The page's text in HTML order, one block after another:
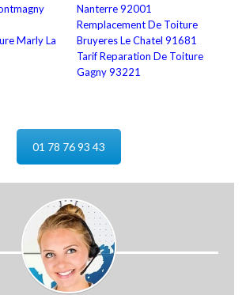
Marly La
Nanterre 92001
Remplacement De Toiture
Bruyeres Le Chatel 91681
Tarif Reparation De Toiture
Gagny 93221
01 78 76 93 43